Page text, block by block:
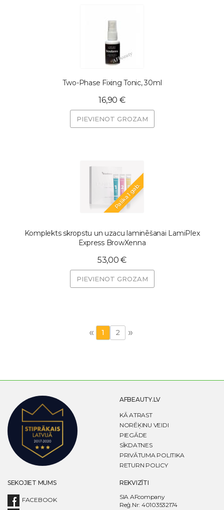
Two-Phase Fixing Tonic, 30ml
16,90 €
PIEVIENOT GROZAM
Palika 1 gab.
Komplekts skropstu un uzacu laminēšanai LamiPlex
Express BrowXenna
53,00 €
PIEVIENOT GROZAM
« 1 2 »
AFBEAUTY.LV
KĀ ATRAST
NORĒĶINU VEIDI
PIEGĀDE
SĪKDATNES
PRIVĀTUMA POLITIKA
RETURN POLICY
SEKOJIET MUMS
FACEBOOK
REKVIZĪTI
SIA AFcompany
Reģ.Nr: 40103532174